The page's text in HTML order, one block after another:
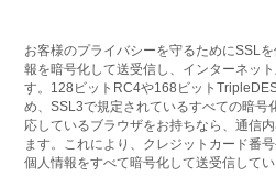
お客様のプライバシーを守るためにSSL
報を暗号化して送受信し、インターネッ
す。128ビットRC4や168ビット
め、SSL3で規定されているすべての暗号
応しているブラウザをお持ちなら、通信
ます。これにより、クレジットカード番
個人情報をすべて暗号化して送受信して